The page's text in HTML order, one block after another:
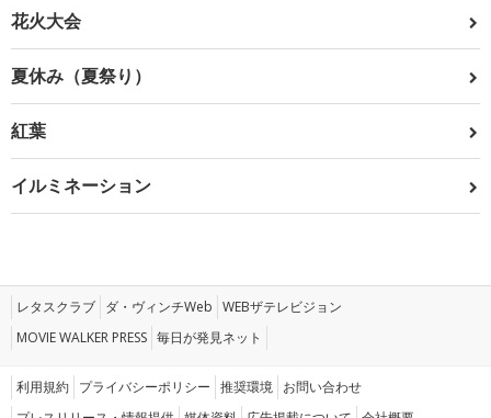
花火大会
夏休み（夏祭り）
紅葉
イルミネーション
レタスクラブ ダ・ヴィンチWeb WEBザテレビジョン
MOVIE WALKER PRESS 毎日が発見ネット
利用規約 プライバシーポリシー 推奨環境 お問い合わせ